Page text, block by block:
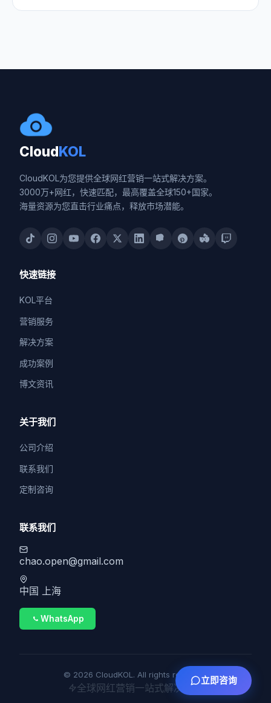
CloudKOL
CloudKOL为您提供全球网红营销一站式解决方案。
3000万+网红，快速匹配，最高覆盖全球150+国家。
海量资源为您直击行业痛点，释放市场潜能。
快速链接
KOL平台
营销服务
解决方案
成功案例
博文资讯
关于我们
公司介绍
联系我们
定制咨询
联系我们
chao.open@gmail.com
中国 上海
WhatsApp
© 2026 CloudKOL. All rights reserved.
全球网红营销一站式解决方案
立即咨询